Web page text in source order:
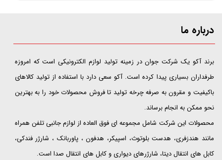
درباره ما
​​​​​​​برند آکو یک شرکت جوان در زمینه تولید لوازم الکترونیکی است که امروزه
طرفداران بسیاری پیدا کرده است. آکو سعی دارد با استفاده از تولید کالاهای
باکیفیت و مقرون به صرفه چرخه تولید تا فروش محصولات خود را به بهترین
نحو ممکن به انجام برساند.
محصولات این شرکت شامل مجموعه ای فوق العاده از لوازم جانبی تلفن همراه
مانند هندزفری، هدست بلوتوث، اسپیکر، هدفون ، پاوربانک ، شارژر فندکی،
کابل های انتقال دیتا، شارژرهای دیواری و کابل های انتقال صدا است.